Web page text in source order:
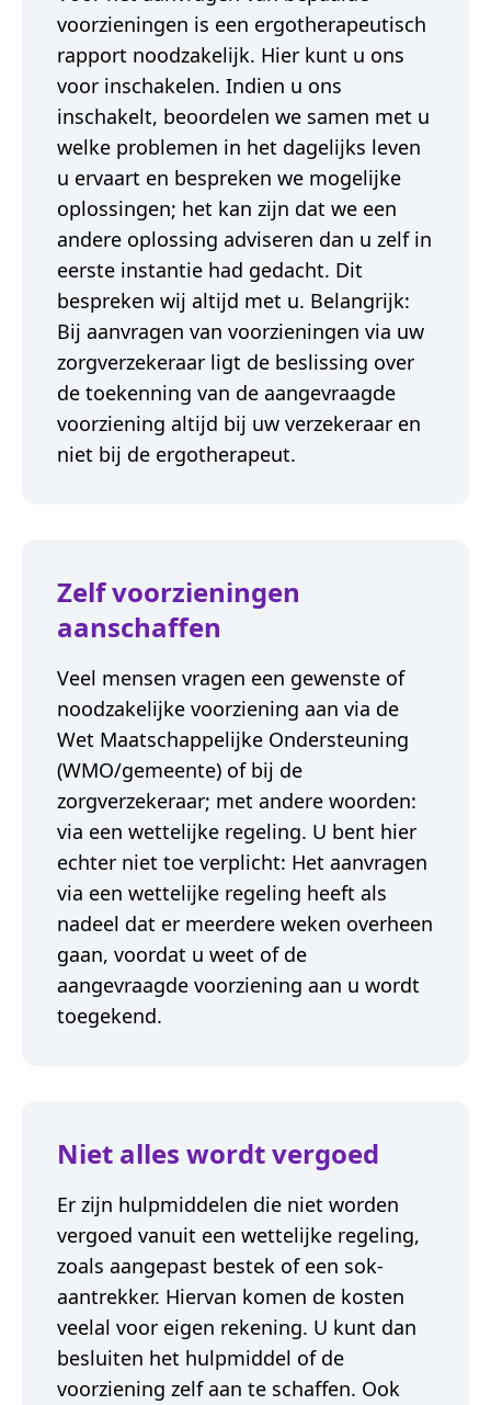
voorzieningen is een ergotherapeutisch
rapport noodzakelijk. Hier kunt u ons
voor inschakelen. Indien u ons
inschakelt, beoordelen we samen met u
welke problemen in het dagelijks leven
u ervaart en bespreken we mogelijke
oplossingen; het kan zijn dat we een
andere oplossing adviseren dan u zelf in
eerste instantie had gedacht. Dit
bespreken wij altijd met u. Belangrijk:
Bij aanvragen van voorzieningen via uw
zorgverzekeraar ligt de beslissing over
de toekenning van de aangevraagde
voorziening altijd bij uw verzekeraar en
niet bij de ergotherapeut.
Zelf voorzieningen
aanschaffen
Veel mensen vragen een gewenste of
noodzakelijke voorziening aan via de
Wet Maatschappelijke Ondersteuning
(WMO/gemeente) of bij de
zorgverzekeraar; met andere woorden:
via een wettelijke regeling. U bent hier
echter niet toe verplicht: Het aanvragen
via een wettelijke regeling heeft als
nadeel dat er meerdere weken overheen
gaan, voordat u weet of de
aangevraagde voorziening aan u wordt
toegekend.
Niet alles wordt vergoed
Er zijn hulpmiddelen die niet worden
vergoed vanuit een wettelijke regeling,
zoals aangepast bestek of een sok-
aantrekker. Hiervan komen de kosten
veelal voor eigen rekening. U kunt dan
besluiten het hulpmiddel of de
voorziening zelf aan te schaffen. Ook